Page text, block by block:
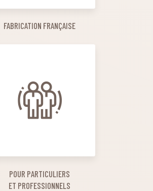
FABRICATION FRANÇAISE
POUR PARTICULIERS
ET PROFESSIONNELS